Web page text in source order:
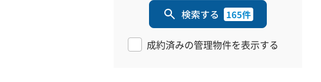
検索する 165件
成約済みの管理物件を表示する